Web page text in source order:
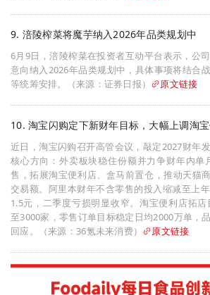
9. 涪陵榨菜将魔芋纳入2026年品类规划中
6月9日，涪陵榨菜在投资者互动平台表示，公
意向纳入2026年品类规划中，具体事项将结合
等统筹安排。（来源：证券日报）
原文链接
10. 淘宝闪购定下新财年目标，大幅上调淘
近日，淘宝闪购召开高管会议，敲定2027财年
核心方向：外卖板块稳住份额并力争财年内单
售，拓展淘宝便利店、盒马前置仓，推动天猫
交易额。阿里本财年不含零售的投入缩减至上
1.5元，二季度亏损明显收窄。淘宝便利店拓
至3000家，零售订单目标稳定日均2000万单，
回应。（来源：36氪未来消费）
原文链接